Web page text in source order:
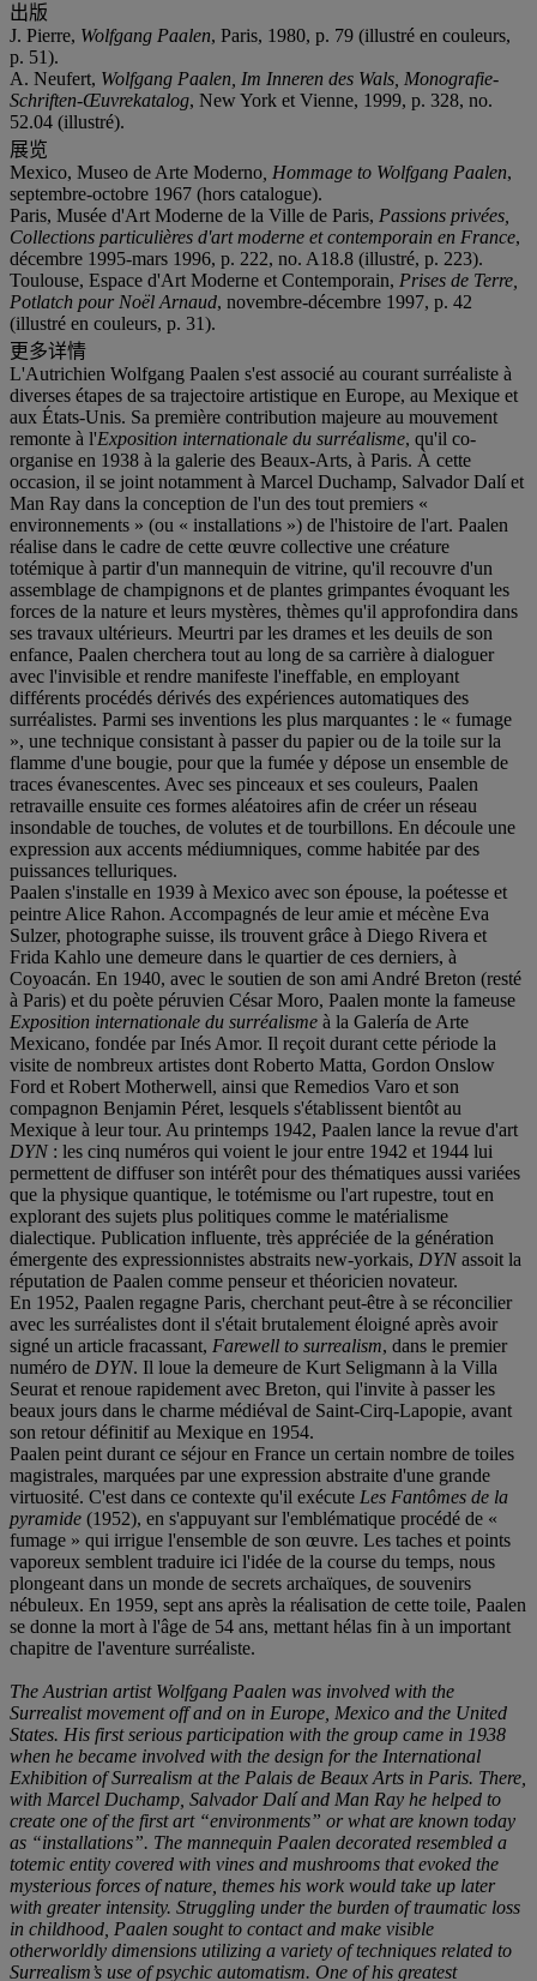
出版
J. Pierre, Wolfgang Paalen, Paris, 1980, p. 79 (illustré en couleurs,
p. 51).
A. Neufert, Wolfgang Paalen, Im Inneren des Wals, Monografie-
Schriften-Œuvrekatalog, New York et Vienne, 1999, p. 328, no.
52.04 (illustré).
展览
Mexico, Museo de Arte Moderno , Hommage to Wolfgang Paalen,
septembre-octobre 1967 (hors catalogue).
Paris, Musée d'Art Moderne de la Ville de Paris, Passions privées,
Collections particulières d'art moderne et contemporain en France,
décembre 1995-mars 1996, p. 222, no. A18.8 (illustré, p. 223).
Toulouse, Espace d'Art Moderne et Contemporain, Prises de Terre,
Potlatch pour Noël Arnaud, novembre-décembre 1997, p. 42
(illustré en couleurs, p. 31).
更多详情
L'Autrichien Wolfgang Paalen s'est associé au courant surréaliste à
diverses étapes de sa trajectoire artistique en Europe, au Mexique et
aux États-Unis. Sa première contribution majeure au mouvement
remonte à l'Exposition internationale du surréalisme, qu'il co-
organise en 1938 à la galerie des Beaux-Arts, à Paris. À cette
occasion, il se joint notamment à Marcel Duchamp, Salvador Dalí et
Man Ray dans la conception de l'un des tout premiers «
environnements » (ou « installations ») de l'histoire de l'art. Paalen
réalise dans le cadre de cette œuvre collective une créature
totémique à partir d'un mannequin de vitrine, qu'il recouvre d'un
assemblage de champignons et de plantes grimpantes évoquant les
forces de la nature et leurs mystères, thèmes qu'il approfondira dans
ses travaux ultérieurs. Meurtri par les drames et les deuils de son
enfance, Paalen cherchera tout au long de sa carrière à dialoguer
avec l'invisible et rendre manifeste l'ineffable, en employant
différents procédés dérivés des expériences automatiques des
surréalistes. Parmi ses inventions les plus marquantes : le « fumage
», une technique consistant à passer du papier ou de la toile sur la
flamme d'une bougie, pour que la fumée y dépose un ensemble de
traces évanescentes. Avec ses pinceaux et ses couleurs, Paalen
retravaille ensuite ces formes aléatoires afin de créer un réseau
insondable de touches, de volutes et de tourbillons. En découle une
expression aux accents médiumniques, comme habitée par des
puissances telluriques.
Paalen s'installe en 1939 à Mexico avec son épouse, la poétesse et
peintre Alice Rahon. Accompagnés de leur amie et mécène Eva
Sulzer, photographe suisse, ils trouvent grâce à Diego Rivera et
Frida Kahlo une demeure dans le quartier de ces derniers, à
Coyoacán. En 1940, avec le soutien de son ami André Breton (resté
à Paris) et du poète péruvien César Moro, Paalen monte la fameuse
Exposition internationale du surréalisme à la Galería de Arte
Mexicano, fondée par Inés Amor. Il reçoit durant cette période la
visite de nombreux artistes dont Roberto Matta, Gordon Onslow
Ford et Robert Motherwell, ainsi que Remedios Varo et son
compagnon Benjamin Péret, lesquels s'établissent bientôt au
Mexique à leur tour. Au printemps 1942, Paalen lance la revue d'art
DYN : les cinq numéros qui voient le jour entre 1942 et 1944 lui
permettent de diffuser son intérêt pour des thématiques aussi variées
que la physique quantique, le totémisme ou l'art rupestre, tout en
explorant des sujets plus politiques comme le matérialisme
dialectique. Publication influente, très appréciée de la génération
émergente des expressionnistes abstraits new-yorkais, DYN assoit la
réputation de Paalen comme penseur et théoricien novateur.
En 1952, Paalen regagne Paris, cherchant peut-être à se réconcilier
avec les surréalistes dont il s'était brutalement éloigné après avoir
signé un article fracassant, Farewell to surrealism, dans le premier
numéro de DYN. Il loue la demeure de Kurt Seligmann à la Villa
Seurat et renoue rapidement avec Breton, qui l'invite à passer les
beaux jours dans le charme médiéval de Saint-Cirq-Lapopie, avant
son retour définitif au Mexique en 1954.
Paalen peint durant ce séjour en France un certain nombre de toiles
magistrales, marquées par une expression abstraite d'une grande
virtuosité. C'est dans ce contexte qu'il exécute Les Fantômes de la
pyramide (1952), en s'appuyant sur l'emblématique procédé de «
fumage » qui irrigue l'ensemble de son œuvre. Les taches et points
vaporeux semblent traduire ici l'idée de la course du temps, nous
plongeant dans un monde de secrets archaïques, de souvenirs
nébuleux. En 1959, sept ans après la réalisation de cette toile, Paalen
se donne la mort à l'âge de 54 ans, mettant hélas fin à un important
chapitre de l'aventure surréaliste.
The Austrian artist Wolfgang Paalen was involved with the
Surrealist movement off and on in Europe, Mexico and the United
States. His first serious participation with the group came in 1938
when he became involved with the design for the International
Exhibition of Surrealism at the Palais de Beaux Arts in Paris. There,
with Marcel Duchamp, Salvador Dalí and Man Ray he helped to
create one of the first art “environments” or what are known today
as “installations”. The mannequin Paalen decorated resembled a
totemic entity covered with vines and mushrooms that evoked the
mysterious forces of nature, themes his work would take up later
with greater intensity. Struggling under the burden of traumatic loss
in childhood, Paalen sought to contact and make visible
otherworldly dimensions utilizing a variety of techniques related to
Surrealism’s use of psychic automatism. One of his greatest